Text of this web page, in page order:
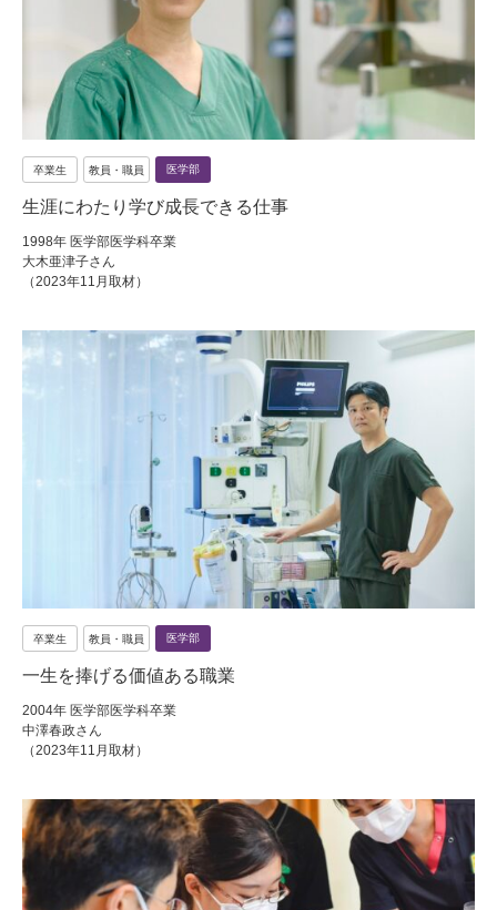
卒業生 教員・職員 医学部
生涯にわたり学び成長できる仕事
1998年 医学部医学科卒業
大木亜津子さん
（2023年11月取材）
卒業生 教員・職員 医学部
一生を捧げる価値ある職業
2004年 医学部医学科卒業
中澤春政さん
（2023年11月取材）